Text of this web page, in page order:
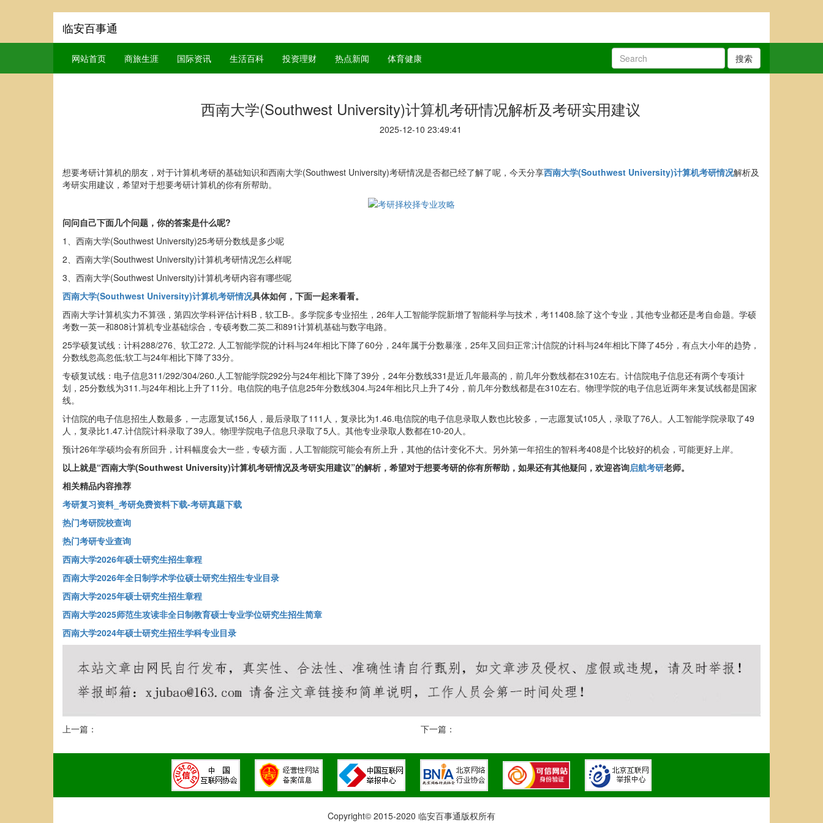
临安百事通
网站首页 商旅生涯 国际资讯 生活百科 投资理财 热点新闻 体育健康 搜索
西南大学(Southwest University)计算机考研情况解析及考研实用建议
2025-12-10 23:49:41
想要考研计算机的朋友，对于计算机考研的基础知识和西南大学(Southwest University)考研情况是否都已经了解了呢，今天分享西南大学(Southwest University)计算机考研情况解析及
考研实用建议，希望对于想要考研计算机的你有所帮助。
问问自己下面几个问题，你的答案是什么呢?
1、西南大学(Southwest University)25考研分数线是多少呢
2、西南大学(Southwest University)计算机考研情况怎么样呢
3、西南大学(Southwest University)计算机考研内容有哪些呢
西南大学(Southwest University)计算机考研情况具体如何，下面一起来看看。
西南大学计算机实力不算强，第四次学科评估计科B，软工B-。多学院多专业招生，26年人工智能学院新增了智能科学与技术，考11408.除了这个专业，其他专业都还是考自命题。学硕
考数一英一和808计算机专业基础综合，专硕考数二英二和891计算机基础与数字电路。
25学硕复试线：计科288/276、软工272. 人工智能学院的计科与24年相比下降了60分，24年属于分数暴涨，25年又回归正常;计信院的计科与24年相比下降了45分，有点大小年的趋势，
分数线忽高忽低;软工与24年相比下降了33分。
专硕复试线：电子信息311/292/304/260.人工智能学院292分与24年相比下降了39分，24年分数线331是近几年最高的，前几年分数线都在310左右。计信院电子信息还有两个专项计
划，25分数线为311.与24年相比上升了11分。电信院的电子信息25年分数线304.与24年相比只上升了4分，前几年分数线都是在310左右。物理学院的电子信息近两年来复试线都是国家
线。
计信院的电子信息招生人数最多，一志愿复试156人，最后录取了111人，复录比为1.46.电信院的电子信息录取人数也比较多，一志愿复试105人，录取了76人。人工智能学院录取了49
人，复录比1.47.计信院计科录取了39人。物理学院电子信息只录取了5人。其他专业录取人数都在10-20人。
预计26年学硕均会有所回升，计科幅度会大一些，专硕方面，人工智能院可能会有所上升，其他的估计变化不大。另外第一年招生的智科考408是个比较好的机会，可能更好上岸。
以上就是“西南大学(Southwest University)计算机考研情况及考研实用建议”的解析，希望对于想要考研的你有所帮助，如果还有其他疑问，欢迎咨询启航考研老师。
相关精品内容推荐
考研复习资料_考研免费资料下载-考研真题下载
热门考研院校查询
热门考研专业查询
西南大学2026年硕士研究生招生章程
西南大学2026年全日制学术学位硕士研究生招生专业目录
西南大学2025年硕士研究生招生章程
西南大学2025师范生攻读非全日制教育硕士专业学位研究生招生简章
西南大学2024年硕士研究生招生学科专业目录
上一篇： 下一篇：
Copyright© 2015-2020 临安百事通版权所有